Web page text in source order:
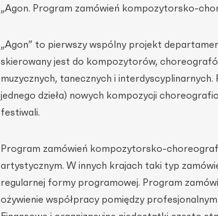
„Agon. Program zamówień kompozytorsko-
„Agon” to pierwszy wspólny projekt
skierowany jest do kompozytorów,
muzycznych, tanecznych i interdyscyplinarnych.
jednego dzieła) nowych kompozycji
festiwali.
Program zamówień kompozytorsko-
artystycznym. W innych krajach taki typ
regularnej formy programowej. Program
ożywienie współpracy pomiędzy